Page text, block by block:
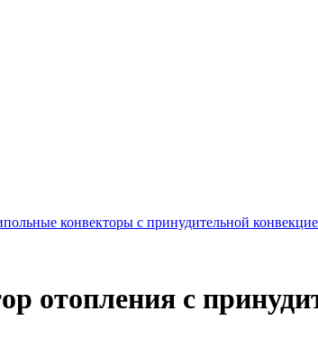
конвекторы с принудительной
отопления с